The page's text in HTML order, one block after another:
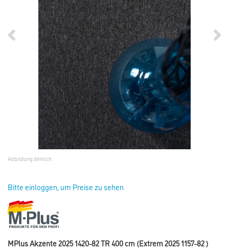
Abbildung ähnlich
Bitte einloggen, um Preise zu sehen
MPlus Akzente 2025 1420-82 TR 400 cm (Extrem 2025 1157-82 )